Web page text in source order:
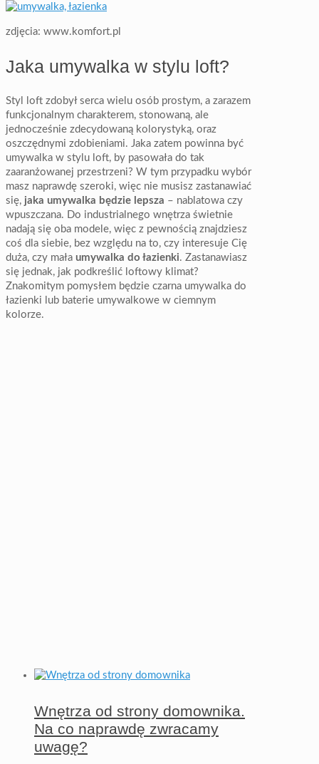
zdjęcia: www.komfort.pl
Jaka umywalka w stylu loft?
Styl loft zdobył serca wielu osób prostym, a zarazem
funkcjonalnym charakterem, stonowaną, ale
jednocześnie zdecydowaną kolorystyką, oraz
oszczędnymi zdobieniami. Jaka zatem powinna być
umywalka w stylu loft, by pasowała do tak
zaaranżowanej przestrzeni? W tym przypadku wybór
masz naprawdę szeroki, więc nie musisz zastanawiać
się, jaka umywalka będzie lepsza – nablatowa czy
wpuszczana. Do industrialnego wnętrza świetnie
nadają się oba modele, więc z pewnością znajdziesz
coś dla siebie, bez względu na to, czy interesuje Cię
duża, czy mała umywalka do łazienki. Zastanawiasz
się jednak, jak podkreślić loftowy klimat?
Znakomitym pomysłem będzie czarna umywalka do
łazienki lub baterie umywalkowe w ciemnym
kolorze.
Wnętrza od strony domownika.
Na co naprawdę zwracamy
uwagę?